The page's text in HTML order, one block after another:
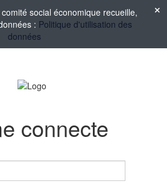
social économique recueille,
: Politique d'utilisation des
données
connecte